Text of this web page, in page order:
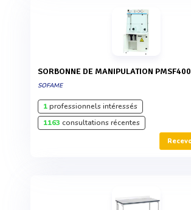
SORBONNE DE MANIPULATION PMSF400
SOFAME
1professionnels intéressés
1163 consultations récentes